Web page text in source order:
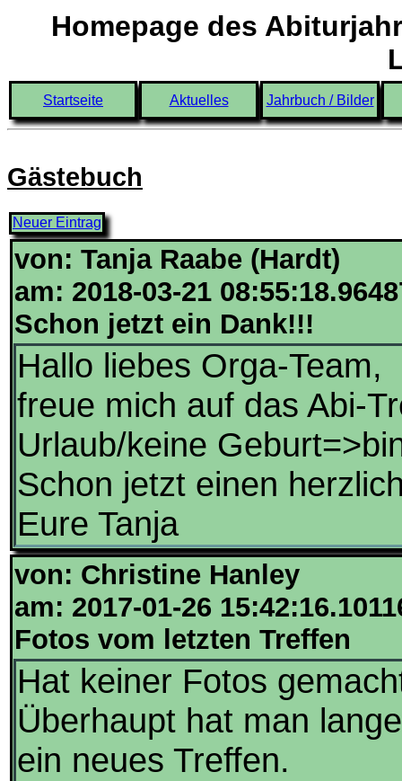
Homepage des
Startseite Aktuelles Jahrbuch / Bilder
Gästebuch
Neuer Eintrag
von: Tanja Raabe (Hardt)
am: 2018-03-21
Schon jetzt ein Dank!!!
Hallo liebes Orga-Team,
freue mich auf das Abi-
Urlaub/keine
Schon jetzt einen
Eure Tanja
von: Christine Hanley
am: 2017-01-26
Fotos vom letzten Treffen
Hat keiner Fotos
Überhaupt hat man
ein neues Treffen.